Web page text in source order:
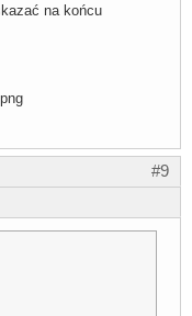
na końcu
#9